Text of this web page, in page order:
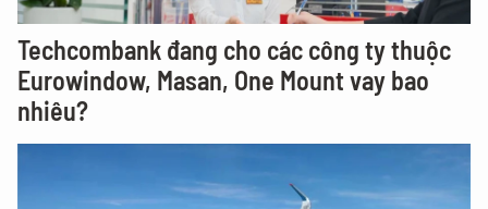
Techcombank đang cho các công ty thuộc
Eurowindow, Masan, One Mount vay bao
nhiêu?